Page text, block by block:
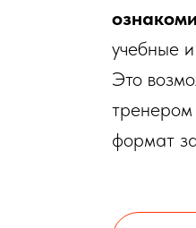
учебные
Это
формат